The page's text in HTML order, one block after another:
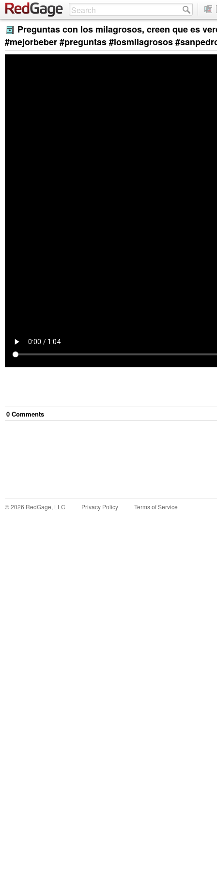
Preguntas con los milagrosos, creen que es
#mejorbeber #preguntas #losmilagrosos
0 Comments
©2026 RedGage, LLC Privacy Policy Terms of Service